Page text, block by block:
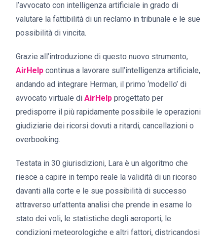
l’avvocato con intelligenza artificiale in grado di
valutare la fattibilità di un reclamo in tribunale e le sue
possibilità di vincita.
Grazie all’introduzione di questo nuovo strumento,
AirHelp continua a lavorare sull’intelligenza artificiale,
andando ad integrare Herman, il primo ‘modello’ di
avvocato virtuale di AirHelp progettato per
predisporre il più rapidamente possibile le operazioni
giudiziarie dei ricorsi dovuti a ritardi, cancellazioni o
overbooking.
Testata in 30 giurisdizioni, Lara è un algoritmo che
riesce a capire in tempo reale la validità di un ricorso
davanti alla corte e le sue possibilità di successo
attraverso un’attenta analisi che prende in esame lo
stato dei voli, le statistiche degli aeroporti, le
condizioni meteorologiche e altri fattori, districandosi